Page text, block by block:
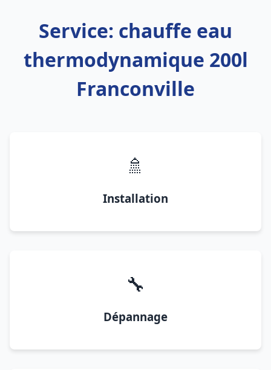
Service: chauffe eau
thermodynamique 200l
Franconville
🚿
Installation
🔧
Dépannage